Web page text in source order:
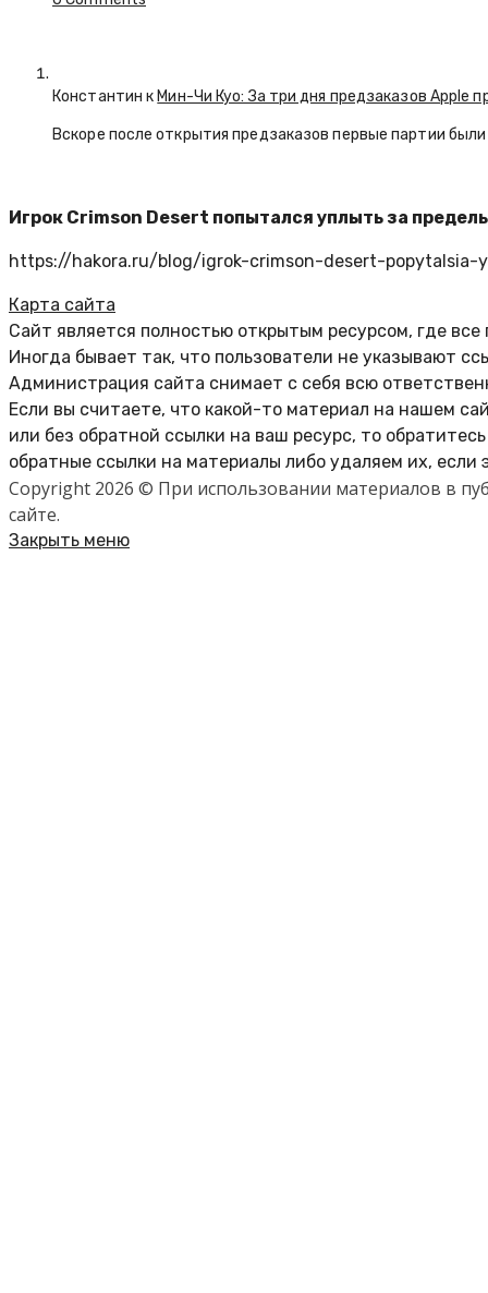
Константин к Мин-Чи Куо: За три дня предзаказов Apple
Вскоре после открытия предзаказов первые партии
Игрок Crimson Desert попытался уплыть за
https://hakora.ru/blog/igrok-crimson-desert-
Карта сайта
Сайт является полностью открытым ресурсом, где
Иногда бывает так, что пользователи не указывают
Администрация сайта снимает с себя всю
Если вы считаете, что какой-то материал на нашем
или без обратной ссылки на ваш ресурс, то
обратные ссылки на материалы либо удаляем их, если
Copyright 2026 © При использовании материалов в
сайте.
Закрыть меню